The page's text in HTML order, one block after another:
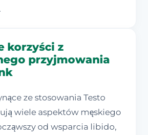
korzyści z
przyjmowania
ze stosowania Testo
wiele aspektów męskiego
od wsparcia libido,